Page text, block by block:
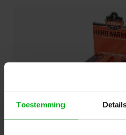
Toestemming